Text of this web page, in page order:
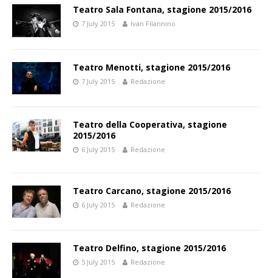
Teatro Sala Fontana, stagione 2015/2016
7 July 2015 Ivan Filannino
Teatro Menotti, stagione 2015/2016
7 July 2015 Redazione
Teatro della Cooperativa, stagione
2015/2016
6 July 2015 Redazione
Teatro Carcano, stagione 2015/2016
6 July 2015 Redazione
Teatro Delfino, stagione 2015/2016
5 July 2015 Redazione